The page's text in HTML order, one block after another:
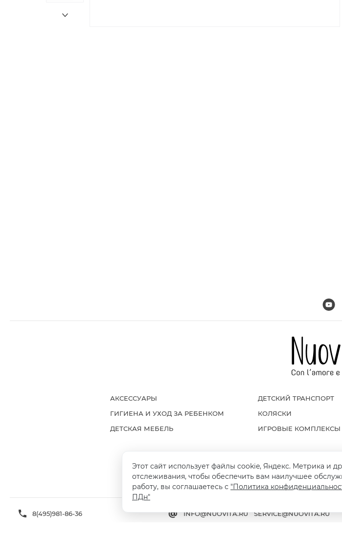
АКСЕССУАРЫ
ГИГИЕНА И УХОД ЗА РЕБЕНКОМ
ДЕТСКАЯ МЕБЕЛЬ
ДЕТСКИЙ ТРАНСПОРТ
КОЛЯСКИ
ИГРОВЫЕ КОМПЛЕКСЫ
ГАРАНТИЯ И ВОЗВРАТ ПОЛИТИКА
8(495)981-86-36 INFO@NUOVITA.RU SERVICE@NUOVITA.RU
Этот сайт использует файлы cookie, Яндекс. Метрика и
отслеживания, чтобы обеспечить вам наилучшее
работу, вы соглашаетесь с "Политика
ПДн"